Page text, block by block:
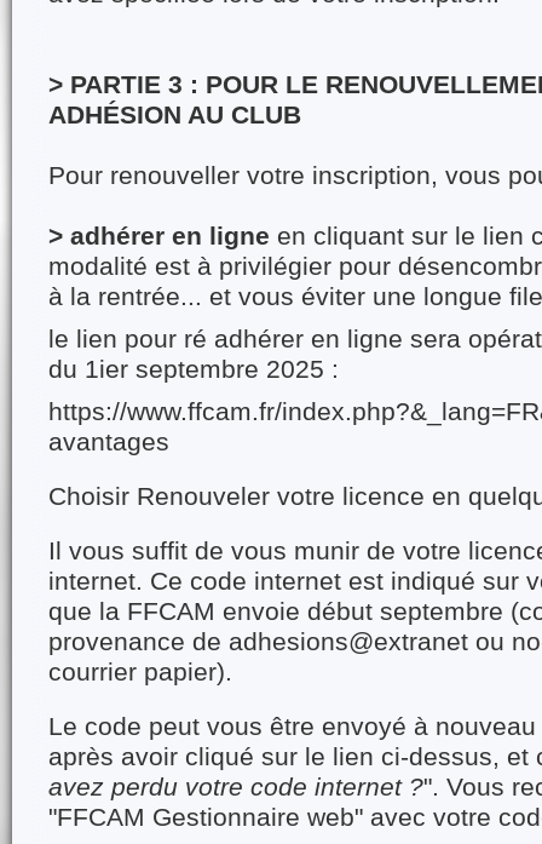
> PARTIE 3 : POUR LE
ADHÉSION AU CLUB
Pour renouveller votre inscription, vous
> adhérer en ligne en cliquant sur le lien
modalité est à privilégier pour
à la rentrée... et vous éviter une longue
le lien pour ré adhérer en ligne sera
du 1ier septembre 2025 :
https://www.ffcam.fr/
avantages
Choisir Renouveler votre licence en
Il vous suffit de vous munir de votre
internet. Ce code internet est indiqué sur
que la FFCAM envoie début septembre
provenance de adhesions@extranet ou
courrier papier).
Le code peut vous être envoyé à
après avoir cliqué sur le lien ci-dessus, et
avez perdu votre code internet ?". Vous
"FFCAM Gestionnaire web" avec votre